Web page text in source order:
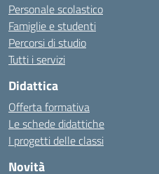
Personale scolastico
Famiglie e studenti
Percorsi di studio
Tutti i servizi
Didattica
Offerta formativa
Le schede didattiche
I progetti delle classi
Novità